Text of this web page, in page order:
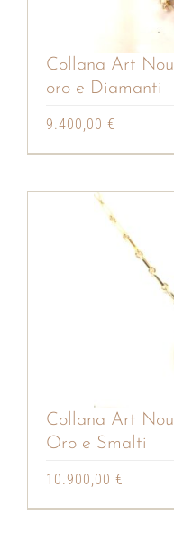
Collana Art
oro e Diamanti
9.400,00 €
Collana Art
Oro e Smalti
10.900,00 €